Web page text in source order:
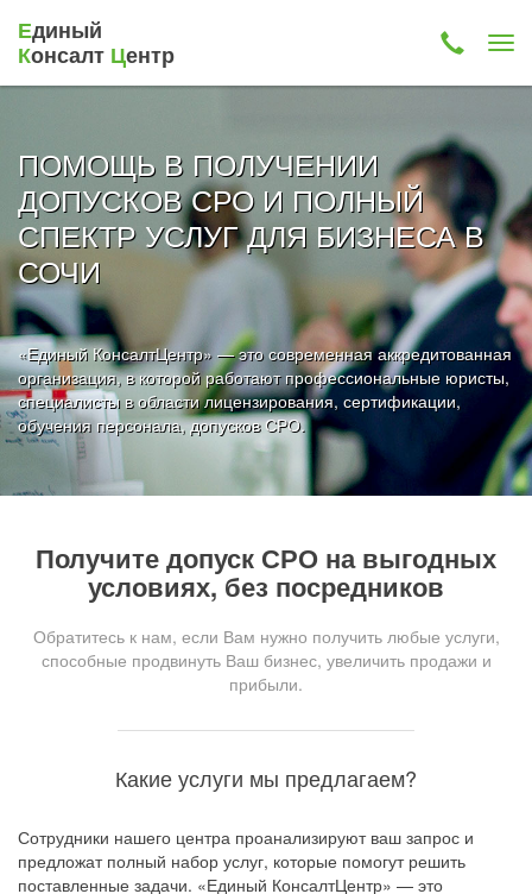
Единый
Консалт Центр
ПОМОЩЬ В ПОЛУЧЕНИИ
ДОПУСКОВ СРО И ПОЛНЫЙ
СПЕКТР УСЛУГ ДЛЯ БИЗНЕСА В
СОЧИ
«Единый КонсалтЦентр» — это современная аккредитованная
организация, в которой работают профессиональные юристы,
специалисты в области лицензирования, сертификации,
обучения персонала, допусков СРО.
Получите допуск СРО на выгодных
условиях, без посредников
Обратитесь к нам, если Вам нужно получить любые услуги,
способные продвинуть Ваш бизнес, увеличить продажи и
прибыли.
Какие услуги мы предлагаем?
Сотрудники нашего центра проанализируют ваш запрос и
предложат полный набор услуг, которые помогут решить
поставленные задачи. «Единый КонсалтЦентр» — это